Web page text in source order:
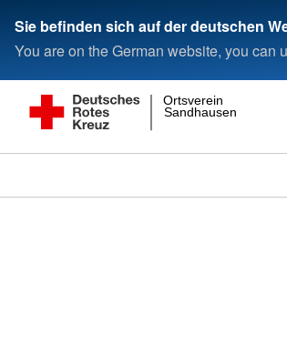
Sie befinden sich auf der deutschen
You are on the German website, you can
Sandhausen
Ortsverein